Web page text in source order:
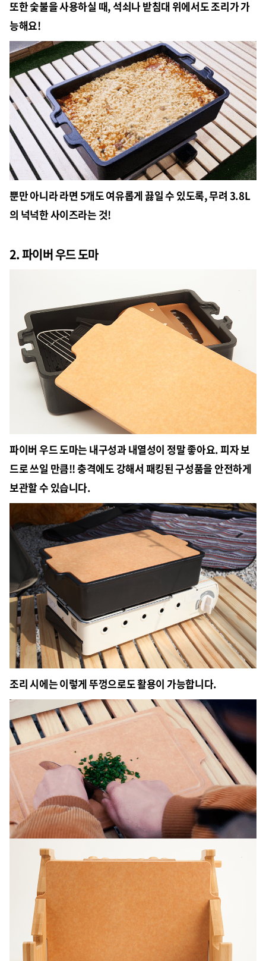
또한 숯불을 사용하실 때, 석쇠나 받침대 위에서도 조리가 가
능해요!
뿐만 아니라 라면 5개도 여유롭게 끓일 수 있도록, 무려 3.8L
의 넉넉한 사이즈라는 것!
2. 파이버 우드 도마
파이버 우드 도마는 내구성과 내열성이 정말 좋아요. 피자 보
드로 쓰일 만큼!! 충격에도 강해서 패킹된 구성품을 안전하게
보관할 수 있습니다.
조리 시에는 이렇게 뚜껑으로도 활용이 가능합니다.